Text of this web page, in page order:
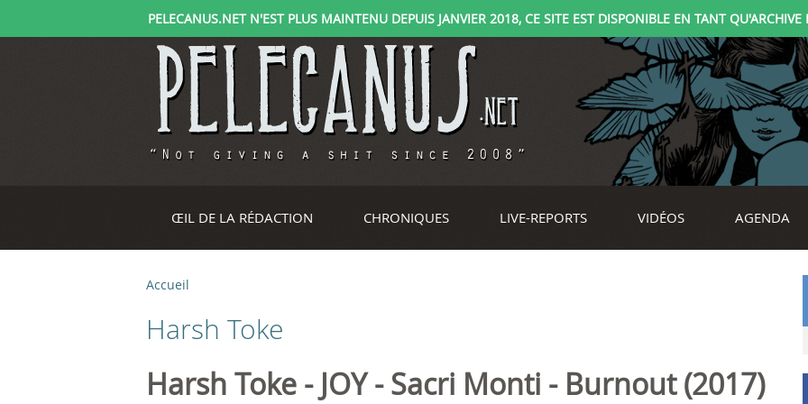
PELECANUS.NET N'EST PLUS MAINTENU DEPUIS JANVIER 2018, CE SITE EST DISPONIBLE EN TANT
ŒIL DE LA RÉDACTION CHRONIQUES LIVE-REPORTS VIDÉOS AGENDA
V
o
u
Accueil
Harsh Toke
Harsh Toke - JOY - Sacri Monti - Burnout (2017)